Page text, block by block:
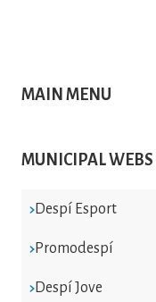
MAIN MENU
MUNICIPAL WEBS
Despí Esport
Promodespí
Despí Jove